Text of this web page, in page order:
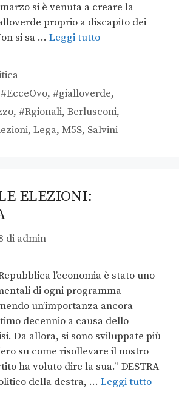
si è venuta a creare la
proprio a discapito dei
si sa … Leggi tutto
, #gialloverde,
, #Rgionali, Berlusconi,
, Lega, M5S, Salvini
ELEZIONI:
di admin
l’economia è stato uno
di ogni programma
un’importanza ancora
decennio a causa dello
Da allora, si sono sviluppate più
su come risollevare il nostro
ha voluto dire la sua.” DESTRA
della destra, … Leggi tutto